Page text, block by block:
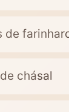
de farinha
chásal